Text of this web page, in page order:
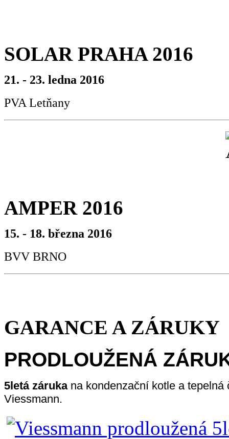
SOLAR PRAHA 2016
21. - 23. ledna 2016
PVA Letňany
AMPER 2016
15. - 18. března 2016
BVV BRNO
GARANCE A ZÁRUKY
PRODLOUŽENÁ
5letá zárukana kondenzační kotle a tepelná
Viessmann.